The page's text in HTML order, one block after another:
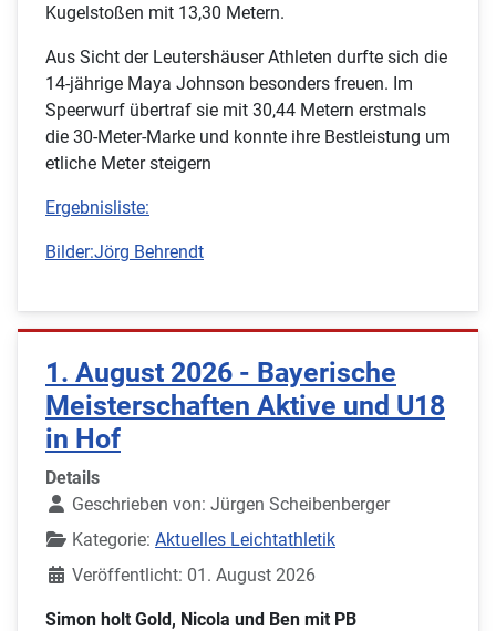
Kugelstoßen mit 13,30 Metern.
Aus Sicht der Leutershäuser Athleten durfte sich die
14-jährige Maya Johnson besonders freuen. Im
Speerwurf übertraf sie mit 30,44 Metern erstmals
die 30-Meter-Marke und konnte ihre Bestleistung um
etliche Meter steigern
Ergebnisliste:
Bilder:Jörg Behrendt
1. August 2026 - Bayerische
Meisterschaften Aktive und U18
in Hof
Details
Geschrieben von: Jürgen Scheibenberger
Kategorie: Aktuelles Leichtathletik
Veröffentlicht: 01. August 2026
Simon holt Gold, Nicola und Ben mit PB